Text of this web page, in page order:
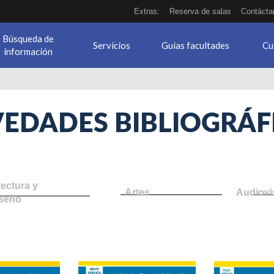
Extras: Reserva de salas
Búsqueda de
información
Servicios Guías facultades
y
Artes